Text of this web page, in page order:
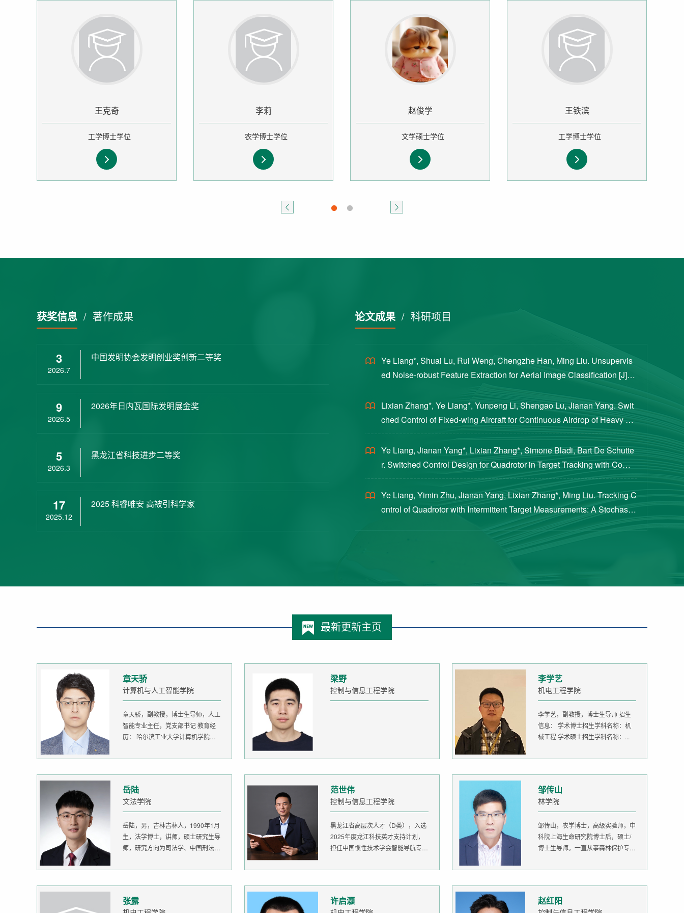
王克奇
工学博士学位
李莉
农学博士学位
赵俊学
文学硕士学位
王铁滨
工学博士学位
获奖信息 / 著作成果
3
2026.7
中国发明协会发明创业奖创新二等奖
9
2026.5
2026年日内瓦国际发明展金奖
5
2026.3
黑龙江省科技进步二等奖
17
2025.12
2025 科睿唯安 高被引科学家
论文成果/ 科研项目
Ye Liang*, Shuai Lu, Rui Weng, Chengzhe Han, Ming Liu. Unsupervis
ed Noise-robust Feature Extraction for Aerial Image Classification [J]. S
cience China Technological Sciences, 2020, 63(8): 1406-1415...
Lixian Zhang*, Ye Liang*, Yunpeng Li, Shengao Lu, Jianan Yang. Swit
ched Control of Fixed-wing Aircraft for Continuous Airdrop of Heavy Pa
yloads [J]. Journal of Guidance, Control, and Dynamics, 2023...
Ye Liang, Jianan Yang*, Lixian Zhang*, Simone Bladi, Bart De Schutte
r. Switched Control Design for Quadrotor in Target Tracking with Compl
ex Intermittent Measurements [J]. Journal of Guidance, Cont...
Ye Liang, Yimin Zhu, Jianan Yang, Lixian Zhang*, Ming Liu. Tracking C
ontrol of Quadrotor with Intermittent Target Measurements: A Stochastic
最新更新主页
章天骄
计算机与人工智能学院
章天骄，副教授，博士生导师，人工
智能专业主任，党支部书记 教育经
历： 哈尔滨工业大学计算机学院
梁野
控制与信息工程学院
李学艺
机电工程学院
李学艺，副教授，博士生导师 招生
信息： 学术博士招生学科名称：机
械工程 学术硕士招生学科名称：...
岳陆
文法学院
岳陆，男，吉林吉林人，1990年1月
生，法学博士，讲师，硕士研究生导
师，研究方向为司法学、中国刑法
范世伟
控制与信息工程学院
黑龙江省高层次人才（D类），入选
2025年度龙江科技英才支持计划，
担任中国惯性技术学会智能导航专委
邹传山
林学院
邹传山，农学博士，高级实验师，中
科院上海生命研究院博士后，硕士/
博士生导师。一直从事森林保护专业
张露 许启灏 赵红阳